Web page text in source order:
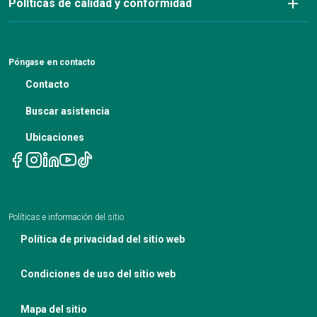
Carreras
Recursos para pacientes
Actualizaciones sobre el cáncer para proveedores de
Asesoramiento financiero
La nutrición en el tratamiento del cáncer
Políticas de calidad y conformidad
Aviso de no discriminación
Póngase en contacto
Contacto
Buscar asistencia
Ubicaciones
Políticas e información del sitio
Política de privacidad del sitio web
Condiciones de uso del sitio web
Mapa del sitio